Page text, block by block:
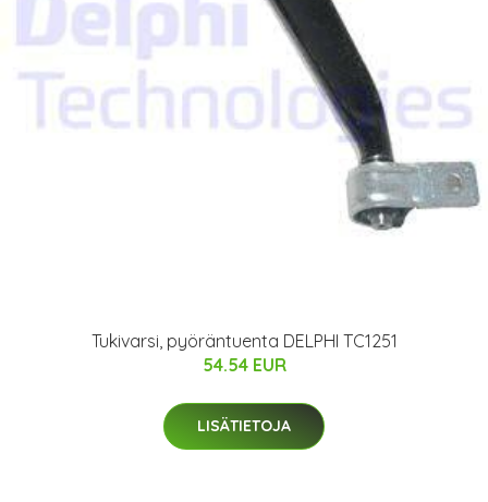
Tukivarsi, pyöräntuenta DELPHI TC1251
54.54 EUR
LISÄTIETOJA